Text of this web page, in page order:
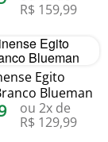
R$ 159,99
Egito
Blueman
ou 2x de
R$ 129,99